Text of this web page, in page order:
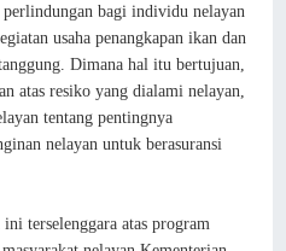
bagi individu nelayan
usaha penangkapan ikan dan
Dimana hal itu bertujuan,
atas resiko yang dialami nelayan,
tentang pentingnya
nelayan untuk berasuransi
terselenggara atas program